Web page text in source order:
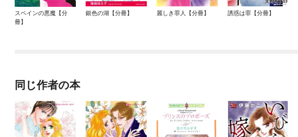
スペインの悪魔【分
冊】
銀色の湖【分冊】 麗しき罪人【分冊】 誘惑は罪【分冊】
同じ作者の本